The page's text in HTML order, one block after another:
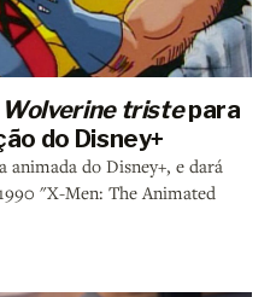
Wolverine tristepara
do Disney+
animada do Disney+, e dará
"X-Men: The Animated